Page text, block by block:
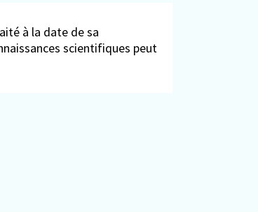
à la date de sa
scientifiques peut